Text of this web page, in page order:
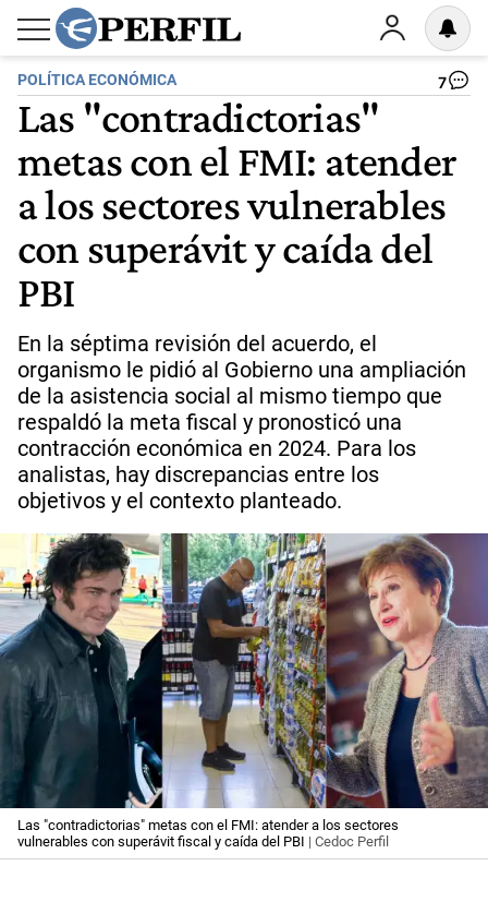
POLÍTICA ECONÓMICA 7
Las "contradictorias"
metas con el FMI: atender
a los sectores vulnerables
con superávit y caída del
PBI
En la séptima revisión del acuerdo, el
organismo le pidió al Gobierno una ampliación
de la asistencia social al mismo tiempo que
respaldó la meta fiscal y pronosticó una
contracción económica en 2024. Para los
analistas, hay discrepancias entre los
objetivos y el contexto planteado.
Las "contradictorias" metas con el FMI: atender a los sectores
vulnerables con superávit fiscal y caída del PBI | Cedoc Perfil